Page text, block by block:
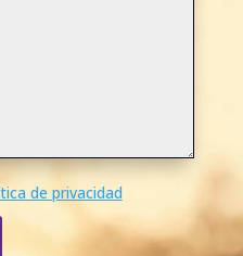
de privacidad